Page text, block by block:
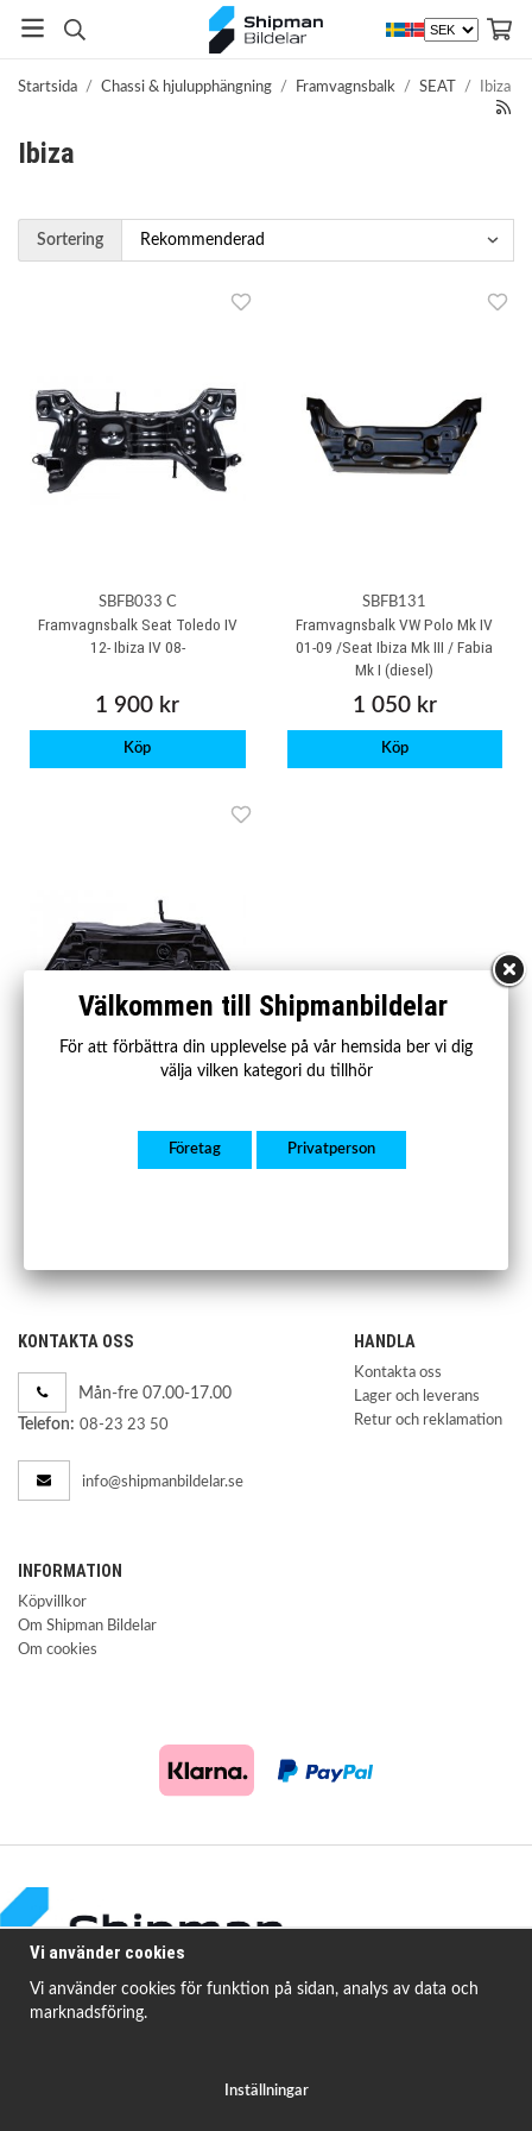
Startsida / Chassi & hjulupphängning / Framvagnsbalk / SEAT / Ibiza
Ibiza
Sortering
SBFB033 C
Framvagnsbalk Seat Toledo IV
12- Ibiza IV 08-
1 900 kr
Köp
SBFB131
Framvagnsbalk VW Polo Mk IV
01-09 /Seat Ibiza Mk III / Fabia
Mk I (diesel)
1 050 kr
Köp
Framvagnsbalk Seat Ibiza (6L)
KONTAKTA OSS
Mån-fre 07.00-17.00
Telefon: 08-23 23 50
info@shipmanbildelar.se
HANDLA
Kontakta oss
Lager och leverans
Retur och reklamation
INFORMATION
Köpvillkor
Om Shipman Bildelar
Om cookies
vanligt förekommande fordonsproblem.
Välkommen till Shipmanbildelar
För att förbättra din upplevelse på vår hemsida ber vi dig
välja vilken kategori du tillhör
Företag Privatperson
Vi använder cookies
Vi använder cookies för funktion på sidan, analys av data och
marknadsföring.
Inställningar